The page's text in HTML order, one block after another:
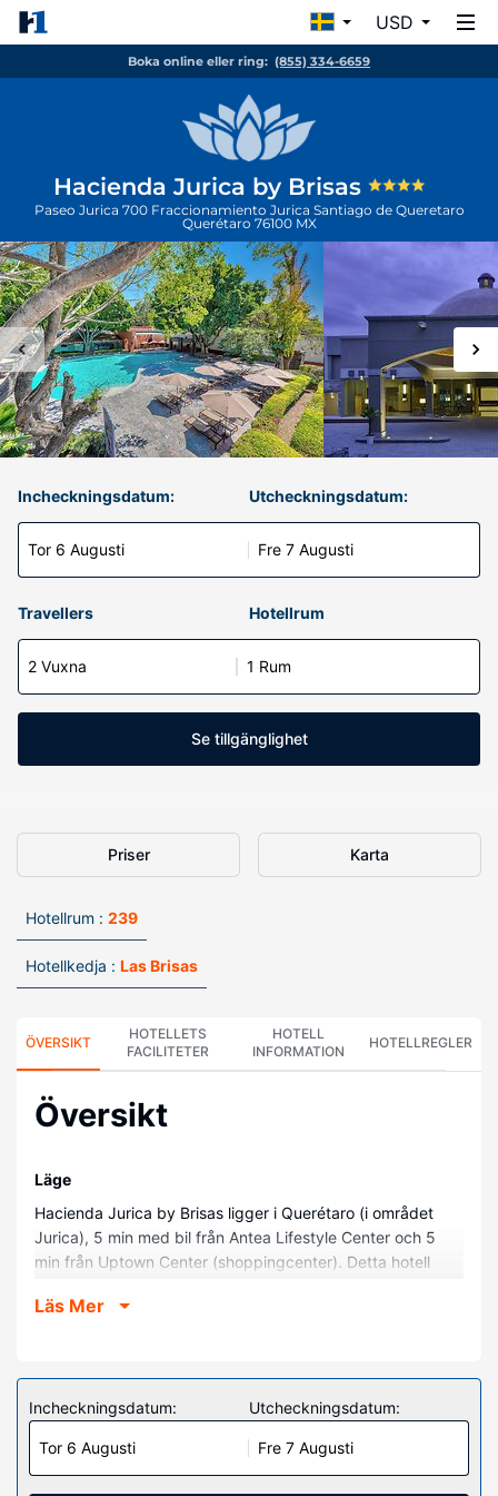
USD
Boka online eller ring: (855) 334-6659
Hacienda Jurica by Brisas
Paseo Jurica 700 Fraccionamiento Jurica Santiago de Queretaro
Querétaro 76100 MX
Incheckningsdatum:
Tor 6 Augusti
Utcheckningsdatum:
Fre 7 Augusti
Travellers Hotellrum
2 Vuxna 1 Rum
Se tillgänglighet
Priser Karta
Hotellrum : 239
Hotellkedja : Las Brisas
ÖVERSIKT
HOTELLETS
FACILITETER
HOTELL
INFORMATION
HOTELLREGLER
Översikt
Läge
Hacienda Jurica by Brisas ligger i Querétaro (i området
Jurica), 5 min med bil från Antea Lifestyle Center och 5
min från Uptown Center (shoppingcenter). Detta hotell
Querétaros akvedukt och 17,3 km från Corregidora-
Känn dig som hemma i ett av de 239 luftkonditionerade
rummen med minibarer och LCD-tv. Gratis wi-fi gör att du
kan hålla dig uppkopplad, och kabel-tv erbjuder
underhållning. Badrummen har dusch och hårtorkar. På
Läs Mer
Incheckningsdatum:
Tor 6 Augusti
Utcheckningsdatum:
Fre 7 Augusti